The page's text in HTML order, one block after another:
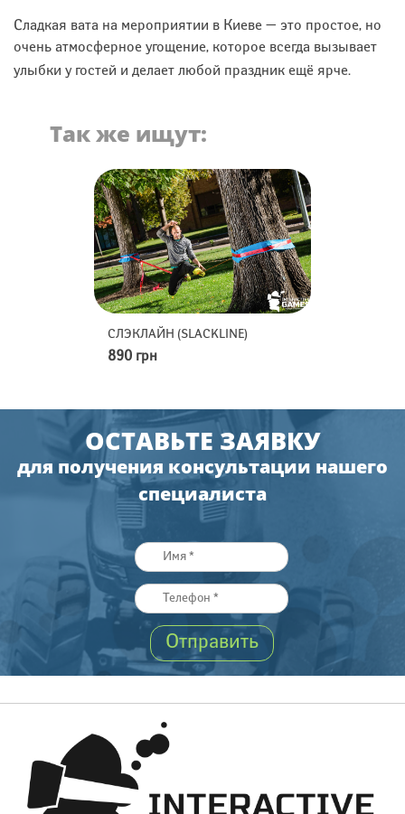
Сладкая вата на мероприятии в Киеве — это простое, но
очень атмосферное угощение, которое всегда вызывает
улыбки у гостей и делает любой праздник ещё ярче.
Так же ищут:
МИНИ-ГОЛЬФ
2490 грн
ОСТАВЬТЕ ЗАЯВКУ
для получения консультации нашего
специалиста